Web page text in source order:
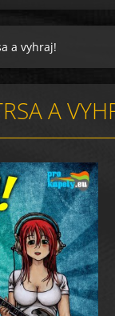
a vyhraj!
A